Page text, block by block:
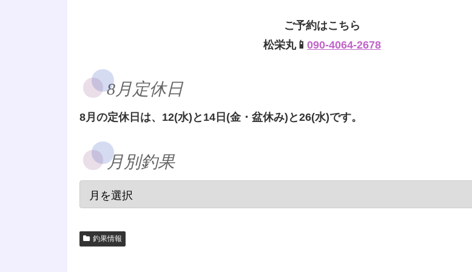
ご予約はこちら
松栄丸📱 090-4064-2678
8月定休日
8月の定休日は、12(水)と14日(金・盆休み)と26(水)です。
月別釣果
釣果情報